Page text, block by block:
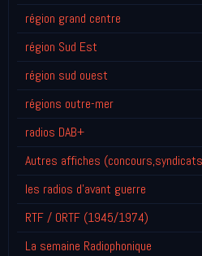
région grand centre
région Sud Est
région sud ouest
régions outre-mer
radios DAB+
Autres affiches
les radios d'avant guerre
RTF / ORTF (1945/1974)
La semaine Radiophonique